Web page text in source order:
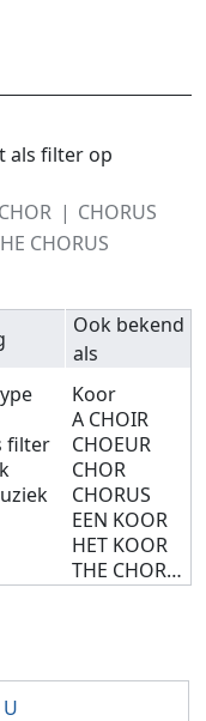
als filter op
CHOR
CHORUS
CHORUS
Ook bekend
als
filter
Koor
A CHOIR
CHOEUR
CHOR
CHORUS
EEN KOOR
HET KOOR
THE CHORUS
U